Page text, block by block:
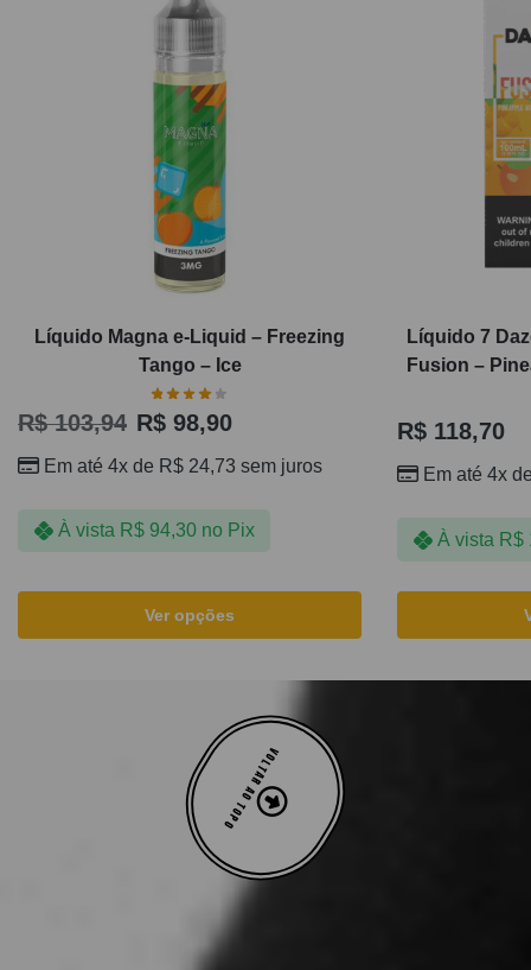
Líquido Magna e-Liquid – Freezing
Tango – Ice
R$103,94 R$ 98,90
Em até 4x de R$ 24,73 sem juros
À vista R$94,30 no Pix
Ver opções
Líquido 7
Fusion –
R$ 118,70
Em até 4x
À vista R$
VOLTAR AO TOPO